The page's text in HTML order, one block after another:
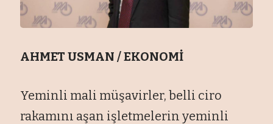
AHMET USMAN / EKONOMİ
Yeminli mali müşavirler, belli ciro
rakamını aşan işletmelerin yeminli